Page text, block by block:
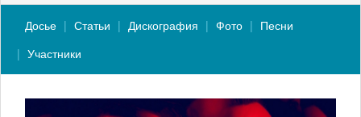
Досье Статьи Дискография Фото
Песни
Участники